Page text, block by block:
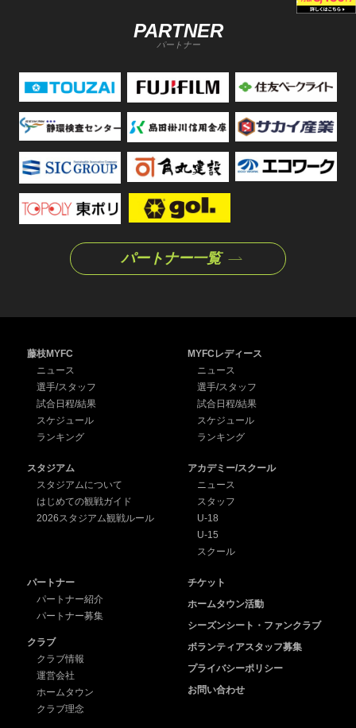
PARTNER
パートナー
パートナー一覧
藤枝MYFC
ニュース
選手/スタッフ
試合日程/結果
スケジュール
ランキング
MYFCレディース
ニュース
選手/スタッフ
試合日程/結果
スケジュール
ランキング
スタジアム
スタジアムについて
はじめての観戦ガイド
2026スタジアム観戦ルール
アカデミー/スクール
ニュース
スタッフ
U-18
U-15
スクール
パートナー
パートナー紹介
パートナー募集
クラブ
クラブ情報
運営会社
ホームタウン
クラブ理念
チケット
ホームタウン活動
シーズンシート・ファンクラブ
ボランティアスタッフ募集
プライバシーポリシー
お問い合わせ